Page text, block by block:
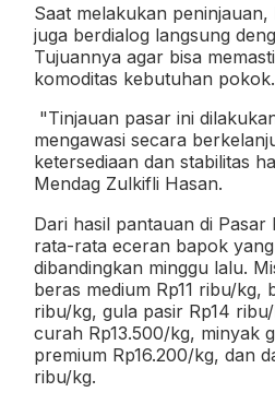
Saat melakukan
juga berdialog langsung
Tujuannya agar bisa
komoditas kebutuhan pokok.
"Tinjauan pasar ini
mengawasi secara
ketersediaan dan stabilitas
Mendag Zulkifli Hasan.
Dari hasil pantauan di Pasar
rata-rata eceran bapok
dibandingkan minggu lalu.
beras medium Rp11 ribu/kg,
ribu/kg, gula pasir Rp14
curah Rp13.500/kg, minyak
premium Rp16.200/kg, dan
ribu/kg.